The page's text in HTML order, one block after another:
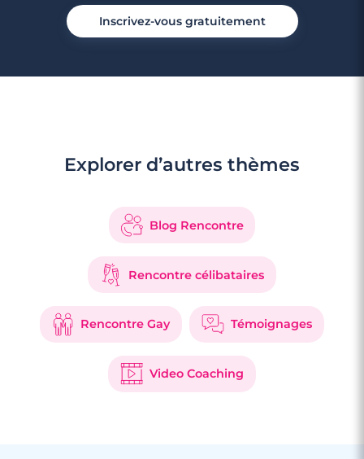
Inscrivez-vous gratuitement
Explorer d’autres thèmes
Blog Rencontre
Rencontre célibataires
Rencontre Gay Témoignages
Video Coaching